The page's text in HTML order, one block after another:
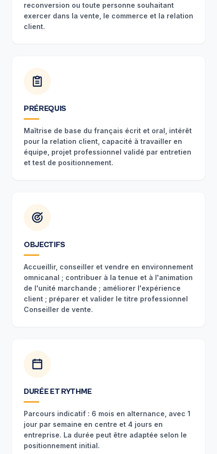
reconversion ou toute personne souhaitant
exercer dans la vente, le commerce et la relation
client.
PRÉREQUIS
Maîtrise de base du français écrit et oral, intérêt
pour la relation client, capacité à travailler en
équipe, projet professionnel validé par entretien
et test de positionnement.
OBJECTIFS
Accueillir, conseiller et vendre en environnement
omnicanal ; contribuer à la tenue et à l'animation
de l'unité marchande ; améliorer l'expérience
client ; préparer et valider le titre professionnel
Conseiller de vente.
DURÉE ET RYTHME
Parcours indicatif : 6 mois en alternance, avec 1
jour par semaine en centre et 4 jours en
entreprise. La durée peut être adaptée selon le
positionnement initial.